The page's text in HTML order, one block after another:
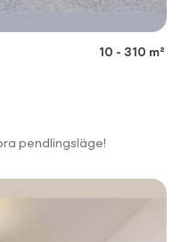
10 - 310 m²
pendlingsläge!